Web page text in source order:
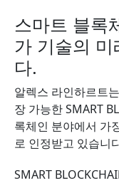
스마트 블록
가 기술의
다.
알렉스 라인하르트
장 가능한 SMART
록체인 분야에서 가
로 인정받고 있습니
SMART